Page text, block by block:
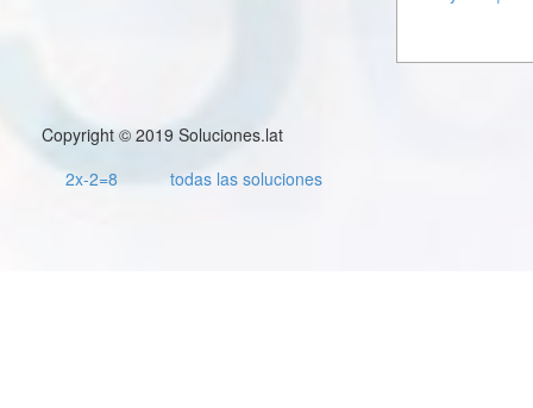
Copyright © 2019 Soluciones.lat
2x-2=8
todas las soluciones